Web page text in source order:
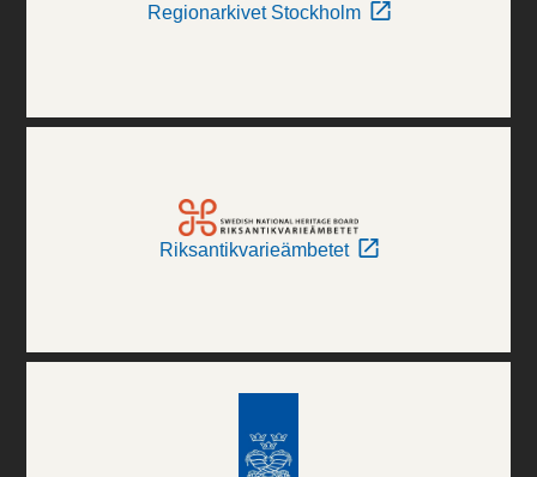
Regionarkivet Stockholm
Riksantikvarieämbetet